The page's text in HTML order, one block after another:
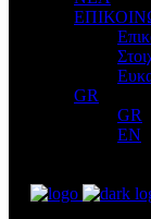
GR
GR
EN